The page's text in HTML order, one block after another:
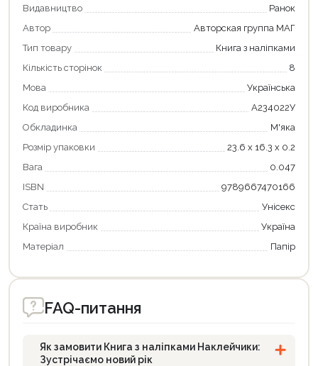
Видавництво
Ранок
Автор
Авторская группа МАГ
Тип товару
Книга з наліпками
Кількість сторінок
8
Мова
Українська
Код виробника
А234022У
Обкладинка
М'яка
Розмір упаковки
23.6 х 16.3 х 0.2
Вага
0.047
ISBN
9789667470166
Стать
Унісекс
Країна виробник
Україна
Матеріал
Папір
FAQ-питання
Як замовити Книга з наліпками Наклейчики:
Зустрічаємо новий рік
Продовжити покупки